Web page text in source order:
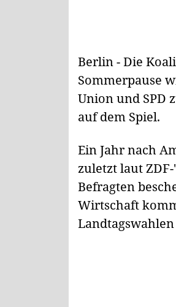
Berlin - Die
Sommerpause
Union und SPD
auf dem Spiel.
Ein Jahr nach
zuletzt laut
Befragten
Wirtschaft